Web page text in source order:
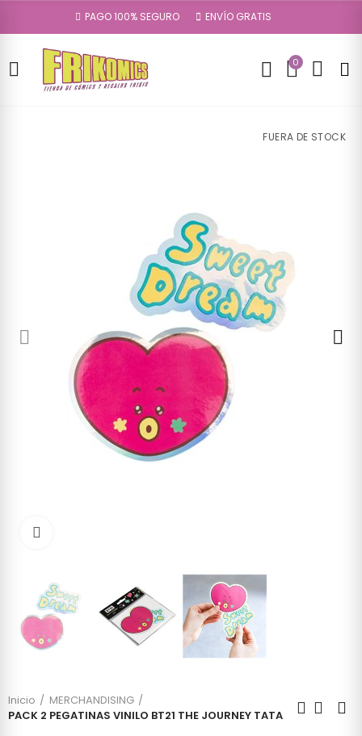
PAGO 100% SEGURO ENVÍO GRATIS
0
FUERA DE STOCK
Inicio
MERCHANDISING
PACK 2 PEGATINAS VINILO BT21 THE JOURNEY TATA